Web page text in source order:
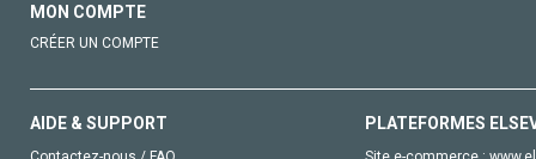
MON COMPTE
CRÉER UN COMPTE
AIDE & SUPPORT PLATEFORMES